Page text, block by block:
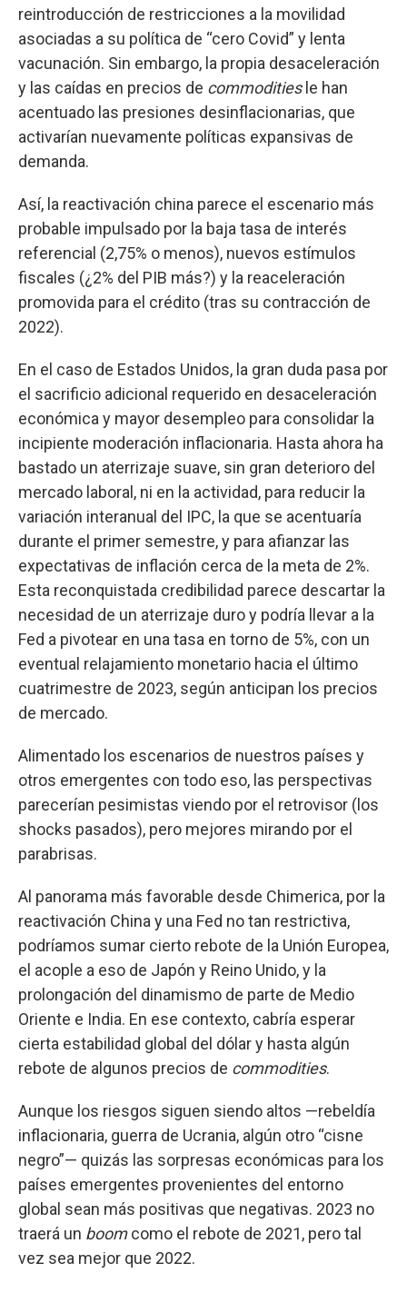
reintroducción de restricciones a la movilidad
asociadas a su política de “cero Covid” y lenta
vacunación. Sin embargo, la propia desaceleración
y las caídas en precios de commoditiesle han
acentuado las presiones desinflacionarias, que
activarían nuevamente políticas expansivas de
demanda.
Así, la reactivación china parece el escenario más
probable impulsado por la baja tasa de interés
referencial (2,75% o menos), nuevos estímulos
fiscales (¿2% del PIB más?) y la reaceleración
promovida para el crédito (tras su contracción de
2022).
En el caso de Estados Unidos, la gran duda pasa por
el sacrificio adicional requerido en desaceleración
económica y mayor desempleo para consolidar la
incipiente moderación inflacionaria. Hasta ahora ha
bastado un aterrizaje suave, sin gran deterioro del
mercado laboral, ni en la actividad, para reducir la
variación interanual del IPC, la que se acentuaría
durante el primer semestre, y para afianzar las
expectativas de inflación cerca de la meta de 2%.
Esta reconquistada credibilidad parece descartar la
necesidad de un aterrizaje duro y podría llevar a la
Fed a pivotear en una tasa en torno de 5%, con un
eventual relajamiento monetario hacia el último
cuatrimestre de 2023, según anticipan los precios
de mercado.
Alimentado los escenarios de nuestros países y
otros emergentes con todo eso, las perspectivas
parecerían pesimistas viendo por el retrovisor (los
shocks pasados), pero mejores mirando por el
parabrisas.
Al panorama más favorable desde Chimerica, por la
reactivación China y una Fed no tan restrictiva,
podríamos sumar cierto rebote de la Unión Europea,
el acople a eso de Japón y Reino Unido, y la
prolongación del dinamismo de parte de Medio
Oriente e India. En ese contexto, cabría esperar
cierta estabilidad global del dólar y hasta algún
rebote de algunos precios de commodities.
Aunque los riesgos siguen siendo altos —rebeldía
inflacionaria, guerra de Ucrania, algún otro “cisne
negro”— quizás las sorpresas económicas para los
países emergentes provenientes del entorno
global sean más positivas que negativas. 2023 no
traerá un boomcomo el rebote de 2021, pero tal
vez sea mejor que 2022.